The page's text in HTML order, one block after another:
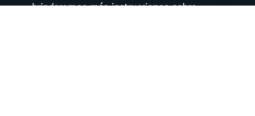
brindaremos más instrucciones sobre